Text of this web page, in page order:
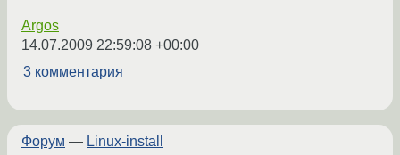
Argos
14.07.2009 22:59:08 +00:00
3 комментария
Форум — Linux-install